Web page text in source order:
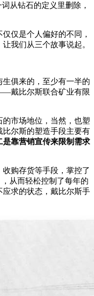
从钻石的定义里删除，
仅是个人偏好的不同，
我们从三个故事说起。
俱来的，至少有一半的
戴比尔斯联合矿业有限
市场地位，当然，也塑
尔斯的塑造手段主要有
靠营销宣传来限制需求
购存货等手段，掌控了
从而轻松控制了每年的
求的状态，戴比尔斯手